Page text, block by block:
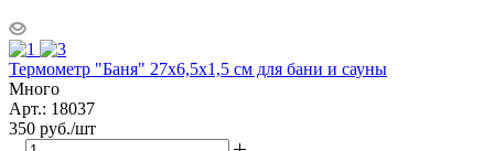
Термометр "Баня" 27х6,5х1,5 см для бани и сауны
Много
Арт.: 18037
350 руб./шт